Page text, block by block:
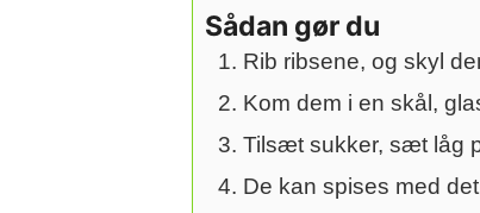
Sådan gør du
Rib ribsene, og skyl
Kom dem i en skål,
Tilsæt sukker, sæt låg
De kan spises med